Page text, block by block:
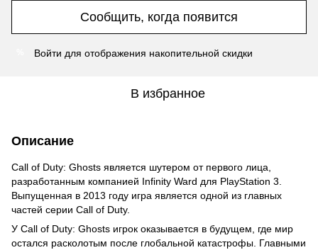
Сообщить, когда появится
Войти для отображения накопительной скидки
В избранное
Описание
Call of Duty: Ghosts является шутером от первого лица,
разработанным компанией Infinity Ward для PlayStation 3.
Выпущенная в 2013 году игра является одной из главных
частей серии Call of Duty.
У Call of Duty: Ghosts игрок оказывается в будущем, где мир
остался расколотым после глобальной катастрофы. Главными